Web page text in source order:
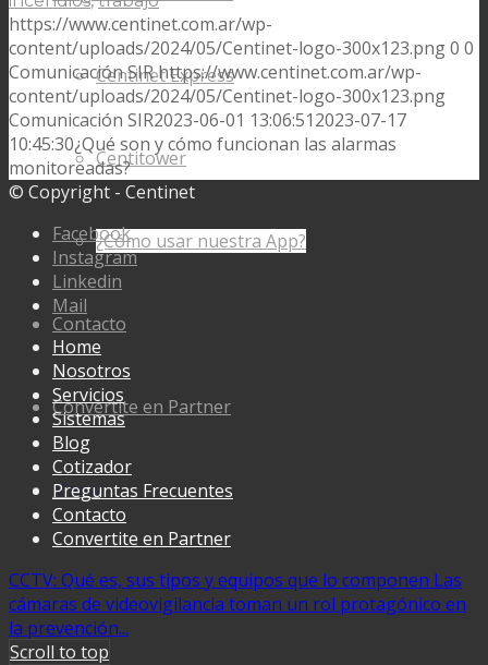
Centinet Express
Centitower
¿Cómo usar nuestra App?
Contacto
Convertite en Partner
Menu
https://www.centinet.com.ar/wp-
content/uploads/2024/05/Centinet-logo-300x123.png0 0
Comunicación SIR https://www.centinet.com.ar/wp-
content/uploads/2024/05/Centinet-logo-300x123.png
Comunicación SIR2023-06-01 13:06:512023-07-17
10:45:30¿Qué son y cómo funcionan las alarmas
monitoreadas?
© Copyright - Centinet
Facebook
Instagram
Linkedin
Mail
Home
Nosotros
Servicios
Sistemas
Blog
Cotizador
Preguntas Frecuentes
Contacto
Convertite en Partner
CCTV: Qué es, sus tipos y equipos que lo componen Las
cámaras de videovigilancia toman un rol protagónico en
la prevención...
Scroll to top